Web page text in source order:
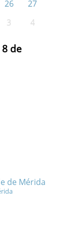
26
27
3 4
de
de Mérida